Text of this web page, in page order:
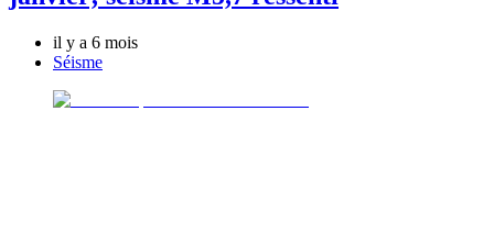
il y a 6 mois
Séisme